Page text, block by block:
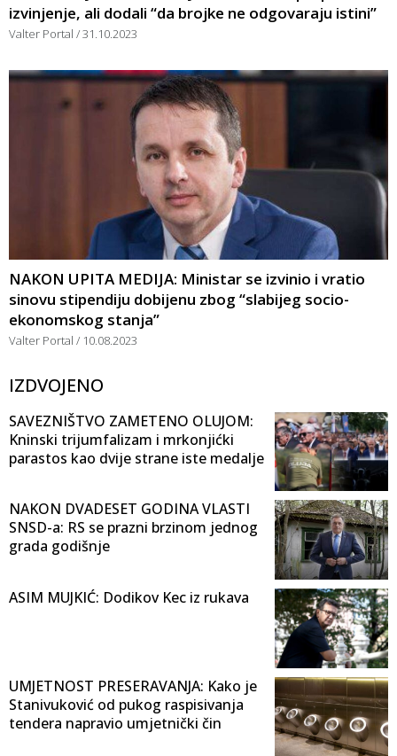
izvinjenje, ali dodali “da brojke ne odgovaraju istini”
Valter Portal 31.10.2023
NAKON UPITA MEDIJA: Ministar se izvinio i vratio
sinovu stipendiju dobijenu zbog “slabijeg socio-
ekonomskog stanja”
Valter Portal 10.08.2023
IZDVOJENO
SAVEZNIŠTVO ZAMETENO OLUJOM:
Kninski trijumfalizam i mrkonjićki
parastos kao dvije strane iste medalje
NAKON DVADESET GODINA VLASTI
SNSD-a: RS se prazni brzinom jednog
grada godišnje
ASIM MUJKIĆ: Dodikov Kec iz rukava
UMJETNOST PRESERAVANJA: Kako je
Stanivuković od pukog raspisivanja
tendera napravio umjetnički čin